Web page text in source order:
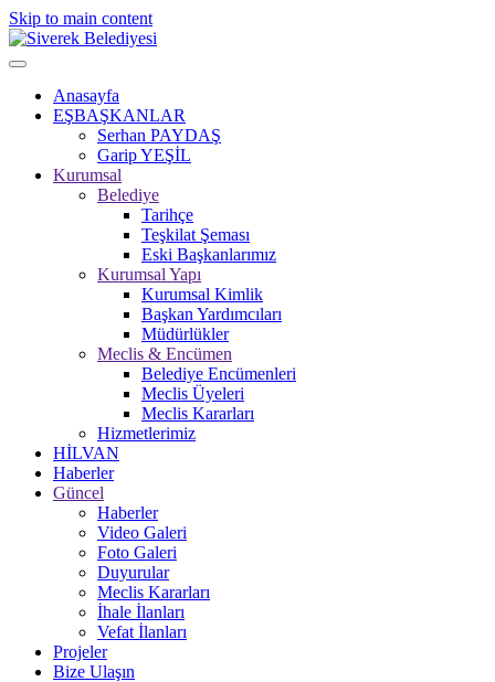
Skip to main content
Anasayfa
EŞBAŞKANLAR
Serhan PAYDAŞ
Garip YEŞİL
Kurumsal
Belediye
Tarihçe
Teşkilat Şeması
Eski Başkanlarımız
Kurumsal Yapı
Kurumsal Kimlik
Başkan Yardımcıları
Müdürlükler
Meclis & Encümen
Belediye Encümenleri
Meclis Üyeleri
Meclis Kararları
Hizmetlerimiz
HİLVAN
Haberler
Güncel
Haberler
Video Galeri
Foto Galeri
Duyurular
Meclis Kararları
İhale İlanları
Vefat İlanları
Projeler
Bize Ulaşın